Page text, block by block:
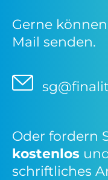
Gerne
Mail senden.
Oder fordern
kostenlos
schriftliches